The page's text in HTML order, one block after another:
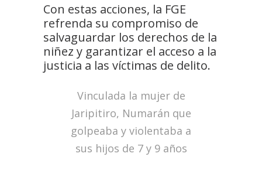
Con estas acciones, la FGE
refrenda su compromiso de
salvaguardar los derechos de la
niñez y garantizar el acceso a la
justicia a las víctimas de delito.
Vinculada la mujer de
Jaripitiro, Numarán que
golpeaba y violentaba a
sus hijos de 7 y 9 años